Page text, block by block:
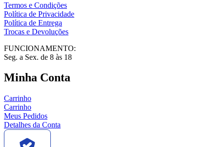
Termos e Condições
Política de Privacidade
Política de Entrega
Trocas e Devoluções
FUNCIONAMENTO:
Seg. a Sex. de 8 às 18
Minha Conta
Carrinho
Carrinho
Meus Pedidos
Detalhes da Conta